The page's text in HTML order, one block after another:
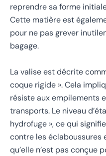
reprendre sa forme
Cette matière est
pour ne pas grever
bagage.
La valise est décrite
coque rigide ». Cela
résiste aux empilements
transports. Le niveau
hydrofuge », ce qui
contre les éclaboussures
qu’elle n’est pas conçue